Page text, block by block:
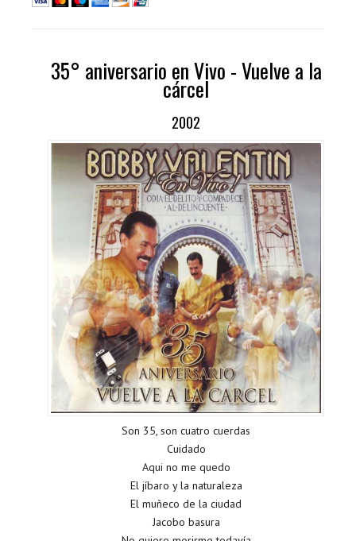
35° aniversario en Vivo - Vuelve a la
cárcel
2002
Son 35, son cuatro cuerdas
Cuidado
Aqui no me quedo
El jíbaro y la naturaleza
El muñeco de la ciudad
Jacobo basura